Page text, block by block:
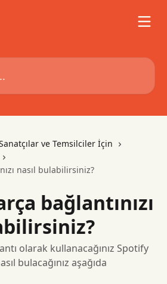
ve Temsilciler İçin
nasıl bulabilirsiniz?
bağlantınızı
olarak kullanacağınız Spotify
bulacağınız aşağıda